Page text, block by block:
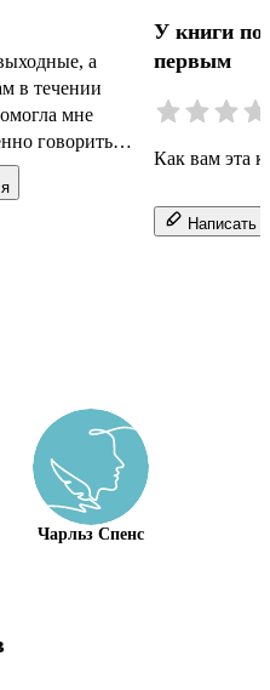
а
в течении
мне
говорить
полезно, что
У книги
первым
Как вам эта
Написать
Чарльз Спенс